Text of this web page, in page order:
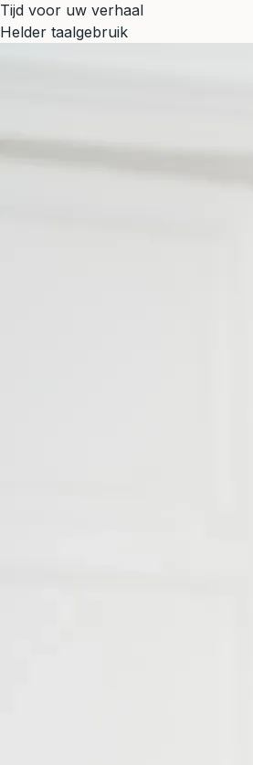
Tijd voor uw verhaal
Helder taalgebruik